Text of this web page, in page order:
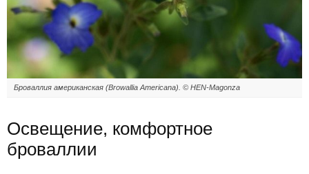
Броваллия американская (Browallia Americana). © HEN-Magonza
Освещение, комфортное
броваллии